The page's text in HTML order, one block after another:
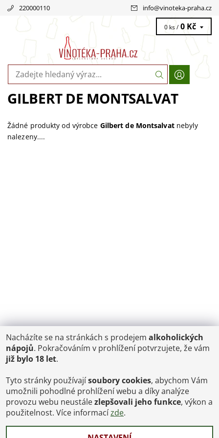
220000110 info@vinoteka-praha.cz
0 ks / 0 Kč
GILBERT DE MONTSALVAT
Žádné produkty od výrobce Gilbert de Montsalvatnebyly
nalezeny....
POŠTOVNÉ
ČR: od 95,-
SK: 350,-
€ = 24,00 CZK
Dopravy a Platby
Jsme internetový obchod, osobní odběr není možný.
Nacházíte se na stránkách s prodejem alkoholických
nápojů. Pokračováním v prohlížení potvrzujete, že vám
již bylo 18 let.
Tyto stránky používajísoubory cookies, abychom Vám
umožnili pohodlné prohlížení webu a díky analýze
provozu webu neustálezlepšovali jeho funkce, výkon a
použitelnost. Více informacízde.